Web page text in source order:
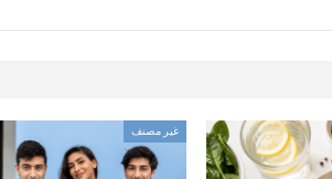
غير مصنف